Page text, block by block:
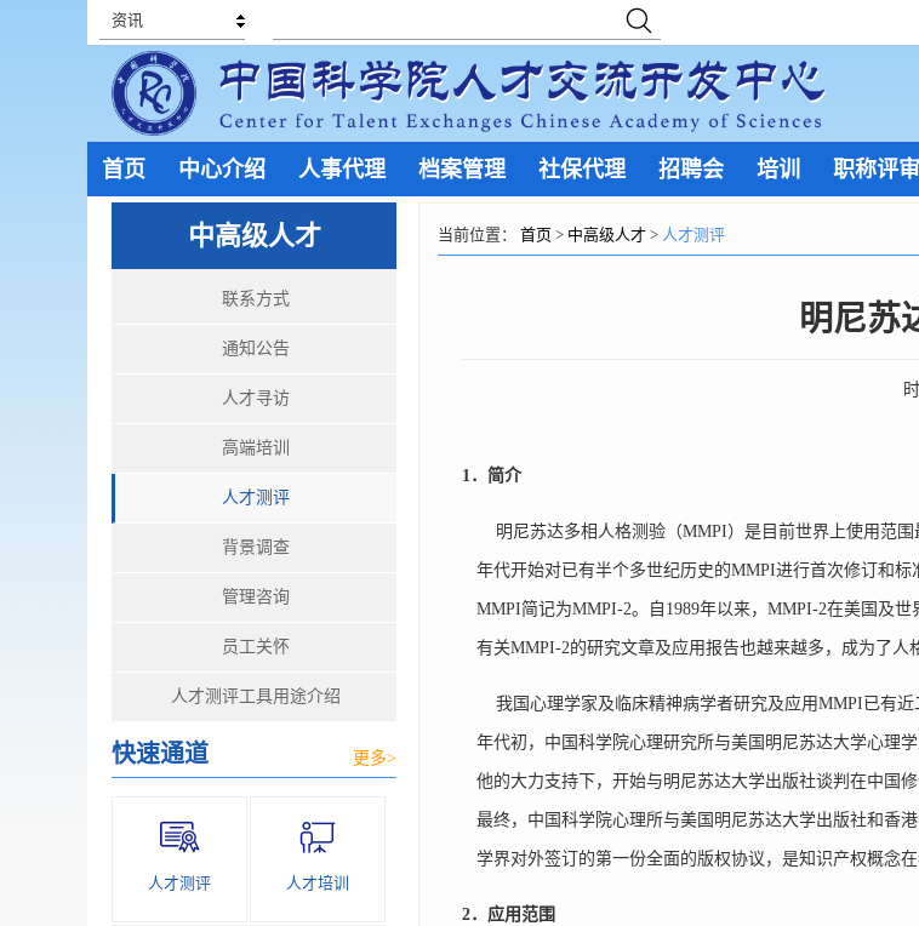
资讯
首页 中心介绍 人事代理 档案管理 社保代理 招聘会 培训 职称评审
中高级人才
联系方式
通知公告
人才寻访
高端培训
人才测评
背景调查
管理咨询
员工关怀
人才测评工具用途介绍
快速通道 更多>
人才测评 人才培训
当前位置： 首页 > 中高级人才 > 人才测评
明尼苏
1．简介
明尼苏达多相人格测验（MMPI）是目前世界上使用范
年代开始对已有半个多世纪历史的MMPI进行首次修订和
MMPI简记为MMPI-2。自1989年以来，MMPI-2在美国及
有关MMPI-2的研究文章及应用报告也越来越多，成为了人
我国心理学家及临床精神病学者研究及应用MMPI已有
年代初，中国科学院心理研究所与美国明尼苏达大学心理
他的大力支持下，开始与明尼苏达大学出版社谈判在中国
最终，中国科学院心理所与美国明尼苏达大学出版社和香
学界对外签订的第一份全面的版权协议，是知识产权概念
2．应用范围